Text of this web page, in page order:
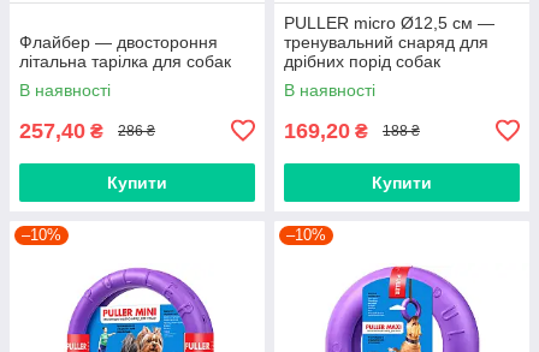
Флайбер — двостороння
літальна тарілка для собак
В наявності
257,40 ₴ 286 ₴
Купити
PULLER micro Ø12,5 см —
тренувальний снаряд для
дрібних порід собак
В наявності
169,20 ₴ 188 ₴
Купити
–10% –10%